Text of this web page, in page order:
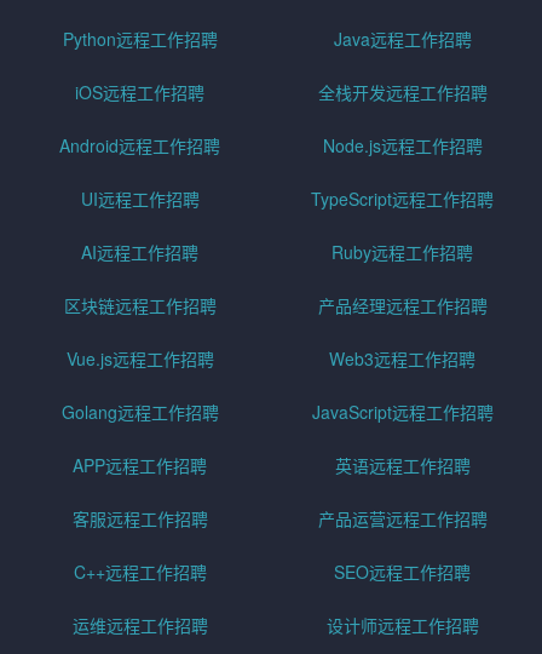
Python远程工作招聘 Java远程工作招聘
iOS远程工作招聘 全栈开发远程工作招聘
Android远程工作招聘 Node.js远程工作招聘
UI远程工作招聘 TypeScript远程工作招聘
AI远程工作招聘 Ruby远程工作招聘
区块链远程工作招聘 产品经理远程工作招聘
Vue.js远程工作招聘 Web3远程工作招聘
Golang远程工作招聘 JavaScript远程工作招聘
APP远程工作招聘 英语远程工作招聘
客服远程工作招聘 产品运营远程工作招聘
C++远程工作招聘 SEO远程工作招聘
运维远程工作招聘 设计师远程工作招聘